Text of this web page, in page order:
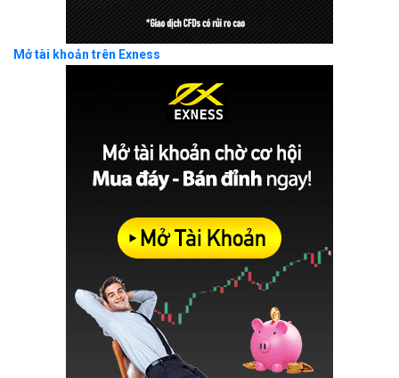
Mở tài khoản trên Exness